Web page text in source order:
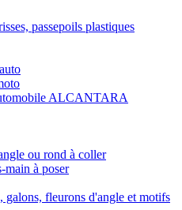
passepoils plastiques
ALCANTARA
ou rond à coller
main à poser
galons, fleurons d'angle et motifs